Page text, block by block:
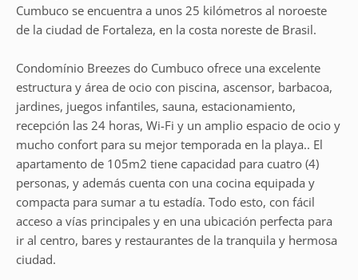
Cumbuco se encuentra a unos 25 kilómetros al noroeste
de la ciudad de Fortaleza, en la costa noreste de Brasil.
Condomínio Breezes do Cumbuco ofrece una excelente
estructura y área de ocio con piscina, ascensor, barbacoa,
jardines, juegos infantiles, sauna, estacionamiento,
recepción las 24 horas, Wi-Fi y un amplio espacio de ocio y
mucho confort para su mejor temporada en la playa.. El
apartamento de 105m2 tiene capacidad para cuatro (4)
personas, y además cuenta con una cocina equipada y
compacta para sumar a tu estadía. Todo esto, con fácil
acceso a vías principales y en una ubicación perfecta para
ir al centro, bares y restaurantes de la tranquila y hermosa
ciudad.